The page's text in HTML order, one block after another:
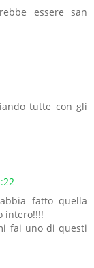
essere san
tutte con gli
fatto quella
intero!!!!
fai uno di questi